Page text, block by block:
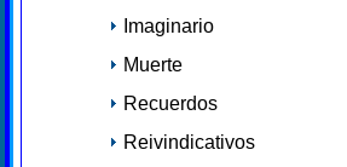
Imaginario
Muerte
Recuerdos
Reivindicativos